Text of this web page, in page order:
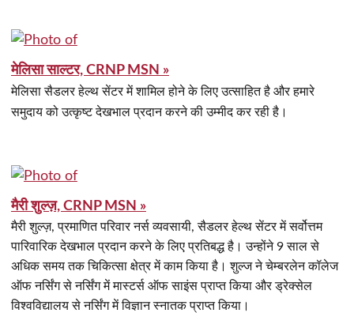
मेलिसा साल्टर, CRNP MSN »
मेलिसा सैडलर हेल्थ सेंटर में शामिल होने के लिए उत्साहित है और हमारे
समुदाय को उत्कृष्ट देखभाल प्रदान करने की उम्मीद कर रही है।
मैरी शुल्ज़, CRNP MSN »
मैरी शुल्ज़, प्रमाणित परिवार नर्स व्यवसायी, सैडलर हेल्थ सेंटर में सर्वोत्तम
पारिवारिक देखभाल प्रदान करने के लिए प्रतिबद्ध है। उन्होंने 9 साल से
अधिक समय तक चिकित्सा क्षेत्र में काम किया है। शुल्ज ने चेम्बरलेन कॉलेज
ऑफ नर्सिंग से नर्सिंग में मास्टर्स ऑफ साइंस प्राप्त किया और ड्रेक्सेल
विश्वविद्यालय से नर्सिंग में विज्ञान स्नातक प्राप्त किया।